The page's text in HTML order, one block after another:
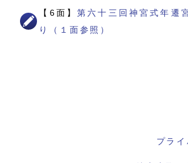
【6面】第六十三回神宮式年遷
り（１面参照）
プラ